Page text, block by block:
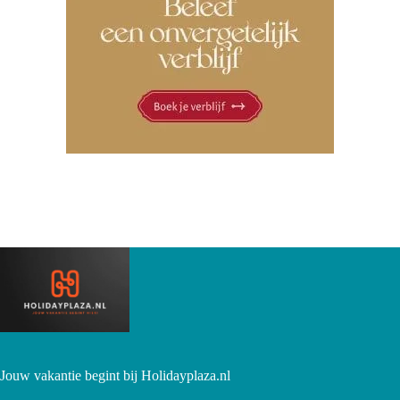
Jouw vakantie begint bij Holidayplaza.nl